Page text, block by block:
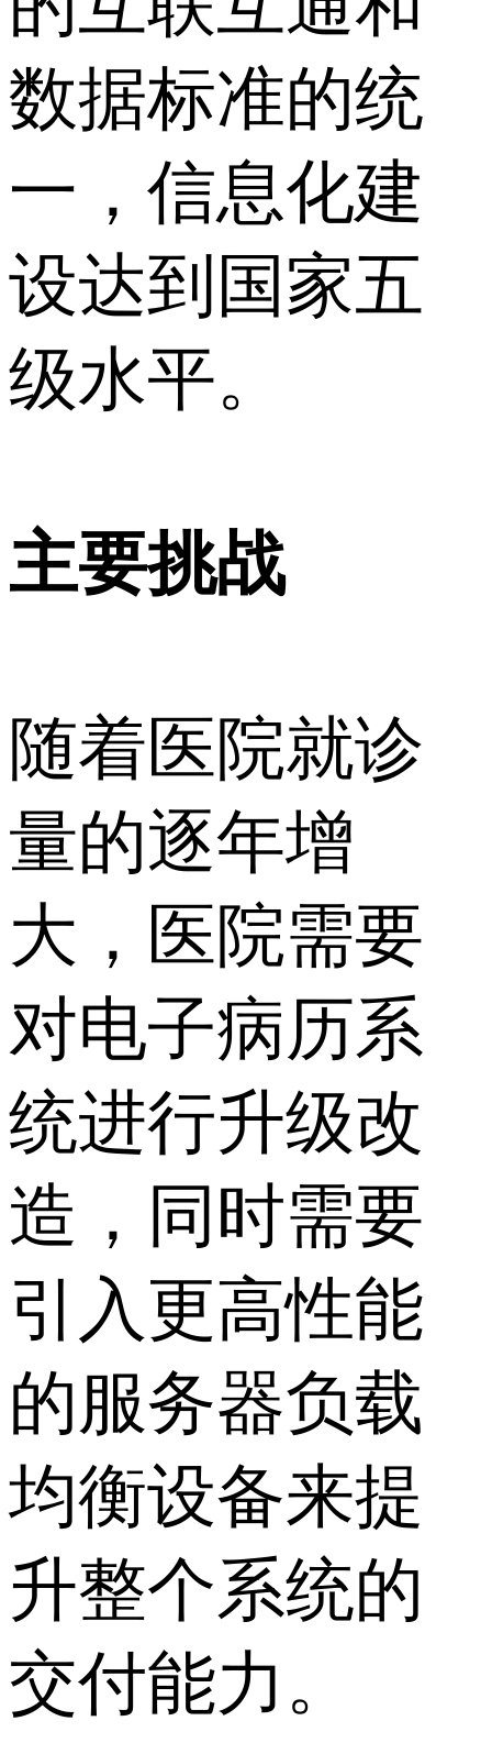
数据标准的统
一，信息化建
设达到国家五
级水平。
主要挑战
随着医院就诊
量的逐年增
大，医院需要
对电子病历系
统进行升级改
造，同时需要
引入更高性能
的服务器负载
均衡设备来提
升整个系统的
交付能力。